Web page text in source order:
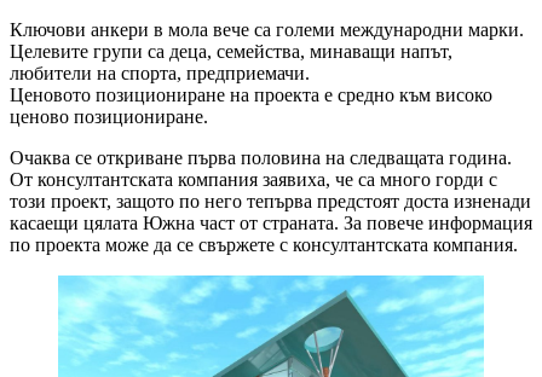
Ключови анкери в мола вече са големи международни марки.
Целевите групи са деца, семейства, минаващи напът,
любители на спорта, предприемачи.
Ценовото позициониране на проекта е средно към високо
ценово позициониране.
Очаква се откриване първа половина на следващата година.
От консултантската компания заявиха, че са много горди с
този проект, защото по него тепърва предстоят доста изненади
касаещи цялата Южна част от страната. За повече информация
по проекта може да се свържете с консултантската компания.